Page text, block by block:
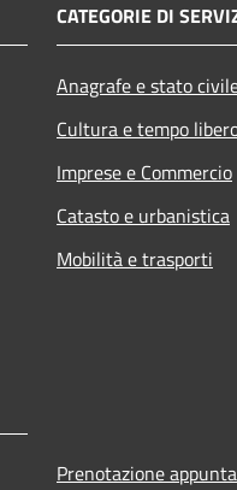
CATEGORIE DI
Anagrafe e stato
Cultura e tempo
Imprese e Commercio
Catasto e urbanistica
Mobilità e trasporti
Prenotazione